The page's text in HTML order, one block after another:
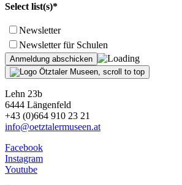
Select list(s)*
Newsletter
Newsletter für Schulen
Lehn 23b
6444 Längenfeld
+43 (0)664 910 23 21
info@oetztalermuseen.at
Facebook
Instagram
Youtube